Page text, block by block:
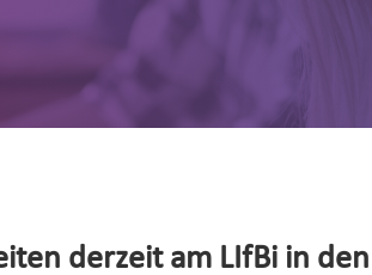
derzeit am LIfBi in